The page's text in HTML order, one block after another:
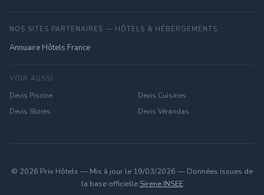
NOS SITES PARTENAIRES — HÔTELS & HÉBERGEMENTS
Annuaire Hôtels France
VOIR AUSSI
Devis Piscine
Devis Cuisines
Devis Stores
Devis Vérandas
© 2026 Prix Hôtels — Mis à jour le 19/03/2026 — Données issues de
la base officielle Sirene INSEE